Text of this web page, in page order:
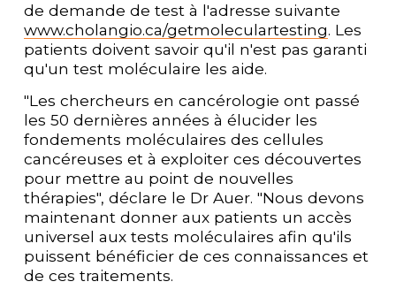
www.cholangio.ca/getmoleculartesting. Les
patients doivent savoir qu'il n'est pas garanti
qu'un test moléculaire les aide.
"Les chercheurs en cancérologie ont passé
les 50 dernières années à élucider les
fondements moléculaires des cellules
cancéreuses et à exploiter ces découvertes
pour mettre au point de nouvelles
thérapies", déclare le Dr Auer. "Nous devons
maintenant donner aux patients un accès
universel aux tests moléculaires afin qu'ils
puissent bénéficier de ces connaissances et
de ces traitements.